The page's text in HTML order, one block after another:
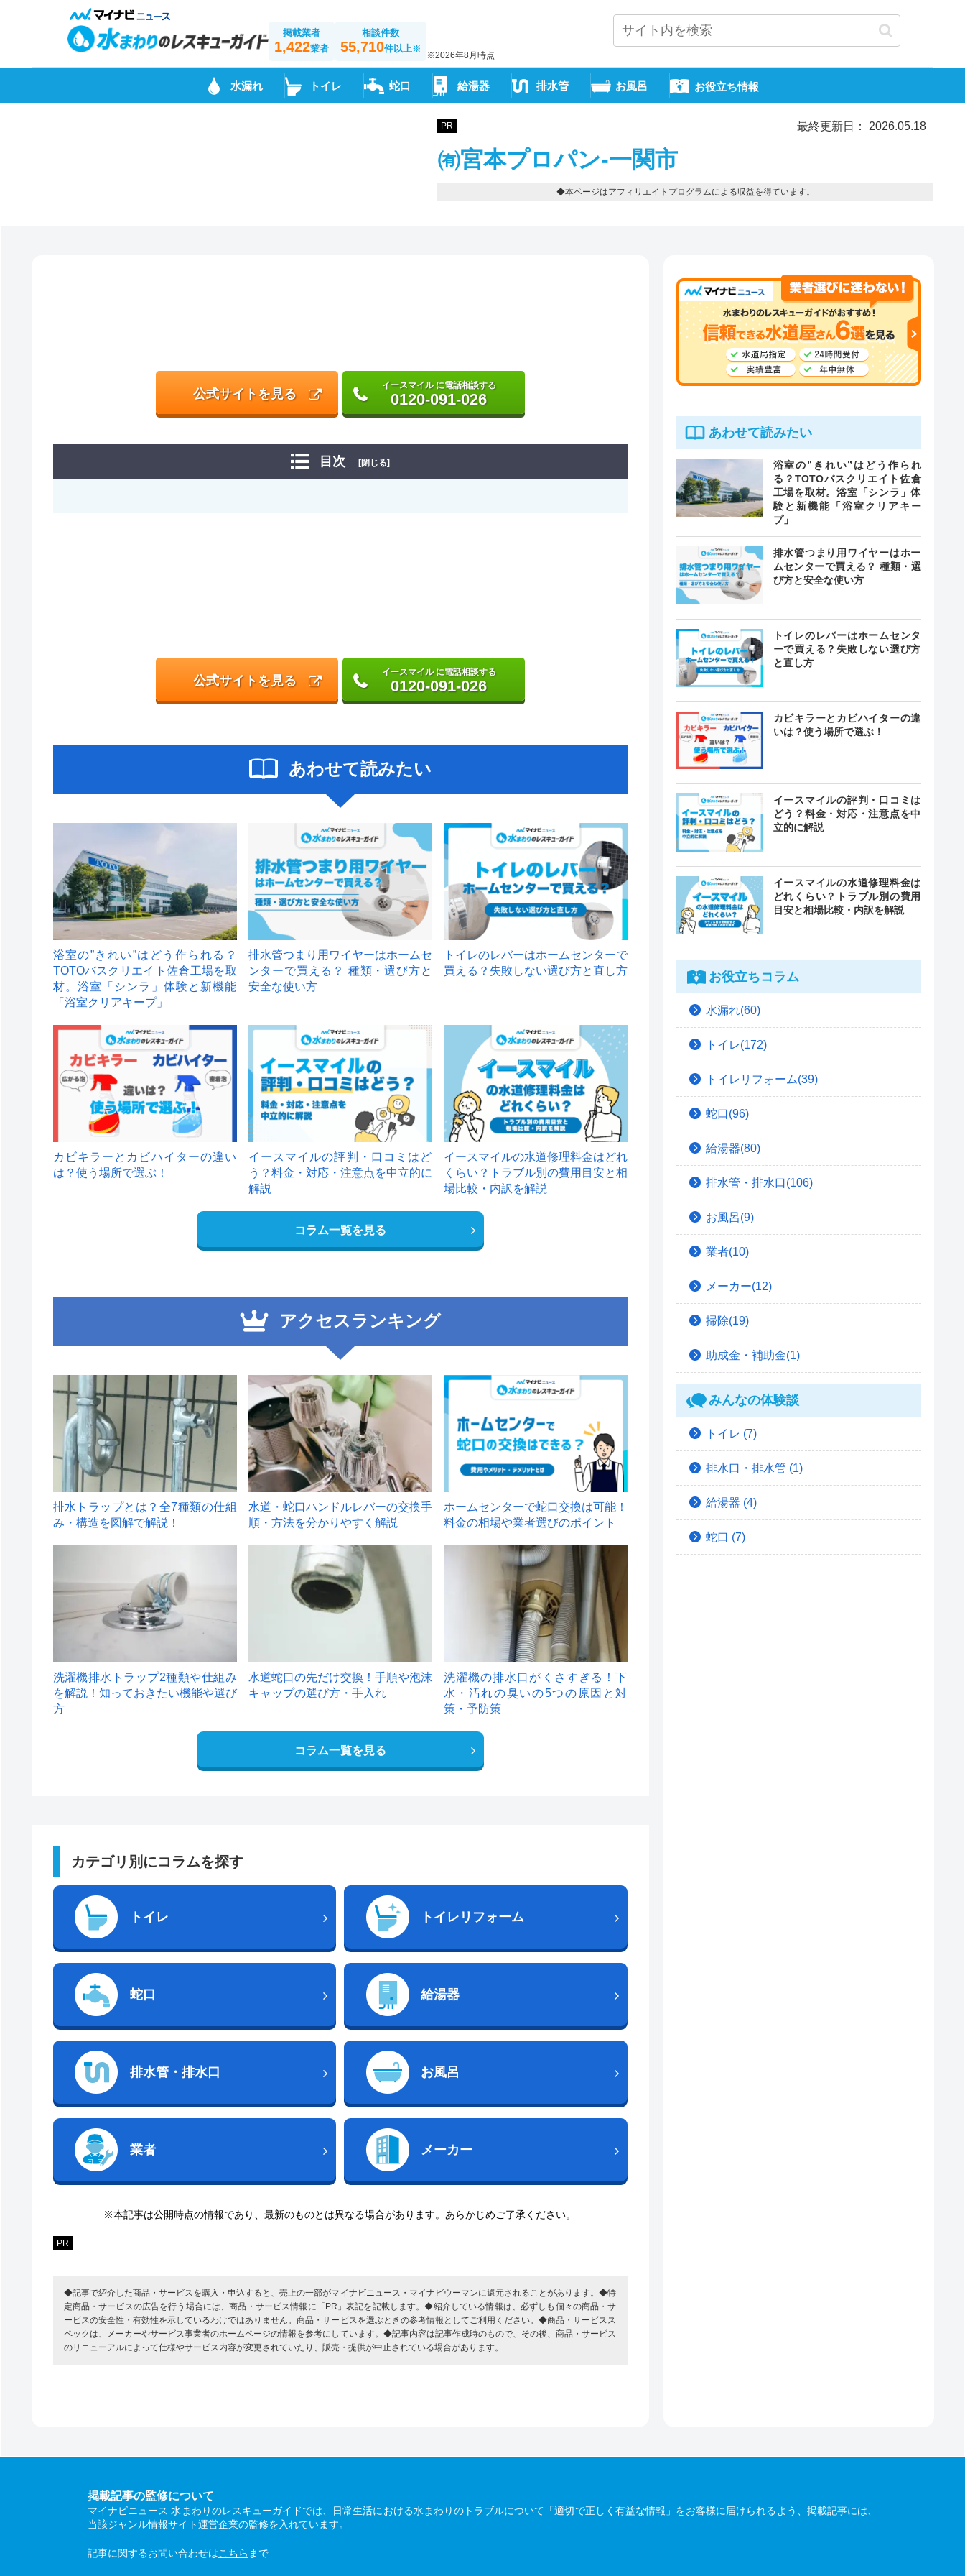
掲載業者
1,422業者
相談件数
55,710件以上※
※2026年8月時点
水漏れ トイレ 蛇口 給湯器 排水管 お風呂 お役立ち情報
PR 最終更新日： 2026.05.18
㈲宮本プロパン-一関市
◆本ページはアフィリエイトプログラムによる収益を得ています。
公式サイトを見る
イースマイル に電話相談する
0120-091-026
目次 [閉じる]
公式サイトを見る
イースマイル に電話相談する
0120-091-026
あわせて読みたい
浴室の”きれい”はどう作られる？
TOTOバスクリエイト佐倉工場を取
材。浴室「シンラ」体験と新機能
「浴室クリアキープ」
排水管つまり用ワイヤーはホームセ
ンターで買える？ 種類・選び方と
安全な使い方
トイレのレバーはホームセンターで
買える？失敗しない選び方と直し方
カビキラーとカビハイターの違い
は？使う場所で選ぶ！
イースマイルの評判・口コミはど
う？料金・対応・注意点を中立的に
解説
イースマイルの水道修理料金はどれ
くらい？トラブル別の費用目安と相
場比較・内訳を解説
コラム一覧を見る
アクセスランキング
1
排水トラップとは？全7種類の仕組
み・構造を図解で解説！
2
水道・蛇口ハンドルレバーの交換手
順・方法を分かりやすく解説
ホームセンターで蛇口交換は可能！
料金の相場や業者選びのポイント
洗濯機排水トラップ2種類や仕組み
を解説！知っておきたい機能や選び
方
水道蛇口の先だけ交換！手順や泡沫
キャップの選び方・手入れ
洗濯機の排水口がくさすぎる！下
水・汚れの臭いの5つの原因と対
策・予防策
コラム一覧を見る
カテゴリ別にコラムを探す
トイレ トイレリフォーム
蛇口 給湯器
排水管・排水口 お風呂
業者 メーカー
※本記事は公開時点の情報であり、最新のものとは異なる場合があります。あらかじめご了承ください。
PR
◆記事で紹介した商品・サービスを購入・申込すると、売上の一部がマイナビニュース・マイナビウーマンに還元されることがあります。◆特
定商品・サービスの広告を行う場合には、商品・サービス情報に「PR」表記を記載します。◆紹介している情報は、必ずしも個々の商品・サ
ービスの安全性・有効性を示しているわけではありません。商品・サービスを選ぶときの参考情報としてご利用ください。◆商品・サービスス
ペックは、メーカーやサービス事業者のホームページの情報を参考にしています。◆記事内容は記事作成時のもので、その後、商品・サービス
のリニューアルによって仕様やサービス内容が変更されていたり、販売・提供が中止されている場合があります。
あわせて読みたい
浴室の”きれい”はどう作られ
る？TOTOバスクリエイト佐倉
工場を取材。浴室「シンラ」体
験と新機能「浴室クリアキー
プ」
排水管つまり用ワイヤーはホー
ムセンターで買える？ 種類・選
び方と安全な使い方
トイレのレバーはホームセンタ
ーで買える？失敗しない選び方
と直し方
カビキラーとカビハイターの違
いは？使う場所で選ぶ！
イースマイルの評判・口コミは
どう？料金・対応・注意点を中
立的に解説
イースマイルの水道修理料金は
どれくらい？トラブル別の費用
目安と相場比較・内訳を解説
お役立ちコラム
水漏れ(60)
トイレ(172)
トイレリフォーム(39)
蛇口(96)
給湯器(80)
排水管・排水口(106)
お風呂(9)
業者(10)
メーカー(12)
掃除(19)
助成金・補助金(1)
みんなの体験談
トイレ (7)
排水口・排水管 (1)
給湯器 (4)
蛇口 (7)
掲載記事の監修について
マイナビニュース 水まわりのレスキューガイドでは、日常生活における水まわりのトラブルについて「適切で正しく有益な情報」をお客様に届けられるよう、掲載記事には、
当該ジャンル情報サイト運営企業の監修を入れています。
記事に関するお問い合わせはこちら まで